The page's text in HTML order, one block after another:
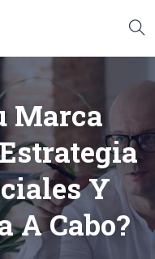
Marca
Y
A Cabo?